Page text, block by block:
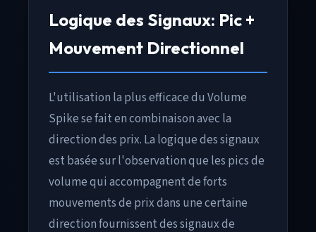
Logique des Signaux: Pic +
Mouvement Directionnel
L'utilisation la plus efficace du Volume
Spike se fait en combinaison avec la
direction des prix. La logique des signaux
est basée sur l'observation que les pics de
volume qui accompagnent de forts
mouvements de prix dans une certaine
direction fournissent des signaux de